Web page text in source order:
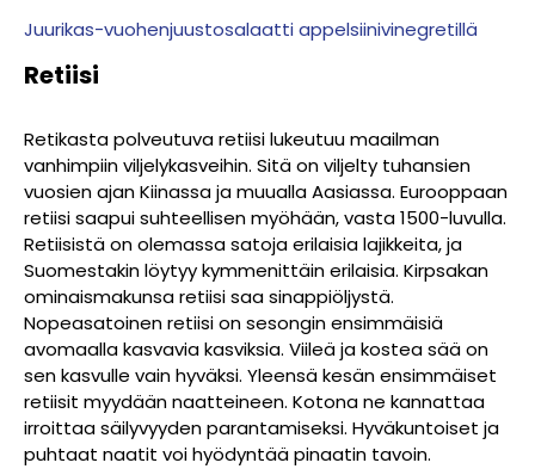
Juurikas-vuohenjuustosalaatti appelsiinivinegretillä
Retiisi
Retikasta polveutuva retiisi lukeutuu maailman
vanhimpiin viljelykasveihin. Sitä on viljelty tuhansien
vuosien ajan Kiinassa ja muualla Aasiassa. Eurooppaan
retiisi saapui suhteellisen myöhään, vasta 1500-luvulla.
Retiisistä on olemassa satoja erilaisia lajikkeita, ja
Suomestakin löytyy kymmenittäin erilaisia. Kirpsakan
ominaismakunsa retiisi saa sinappiöljystä.
Nopeasatoinen retiisi on sesongin ensimmäisiä
avomaalla kasvavia kasviksia. Viileä ja kostea sää on
sen kasvulle vain hyväksi. Yleensä kesän ensimmäiset
retiisit myydään naatteineen. Kotona ne kannattaa
irroittaa säilyvyyden parantamiseksi. Hyväkuntoiset ja
puhtaat naatit voi hyödyntää pinaatin tavoin.